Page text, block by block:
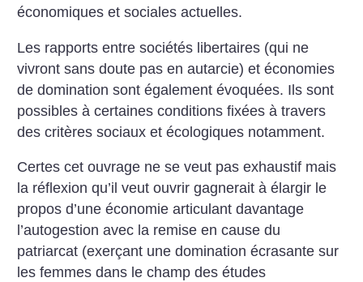
économiques et sociales actuelles.
Les rapports entre sociétés libertaires (qui ne
vivront sans doute pas en autarcie) et économies
de domination sont également évoquées. Ils sont
possibles à certaines conditions fixées à travers
des critères sociaux et écologiques notamment.
Certes cet ouvrage ne se veut pas exhaustif mais
la réflexion qu’il veut ouvrir gagnerait à élargir le
propos d’une économie articulant davantage
l’autogestion avec la remise en cause du
patriarcat (exerçant une domination écrasante sur
les femmes dans le champ des études